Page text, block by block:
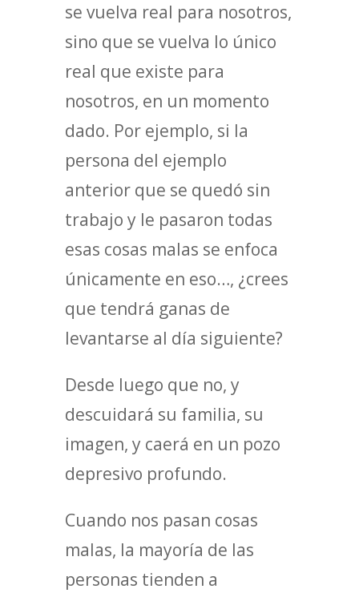
se vuelva real para nosotros,
sino que se vuelva lo único
real que existe para
nosotros, en un momento
dado. Por ejemplo, si la
persona del ejemplo
anterior que se quedó sin
trabajo y le pasaron todas
esas cosas malas se enfoca
únicamente en eso…, ¿crees
que tendrá ganas de
levantarse al día siguiente?
Desde luego que no, y
descuidará su familia, su
imagen, y caerá en un pozo
depresivo profundo.
Cuando nos pasan cosas
malas, la mayoría de las
personas tienden a